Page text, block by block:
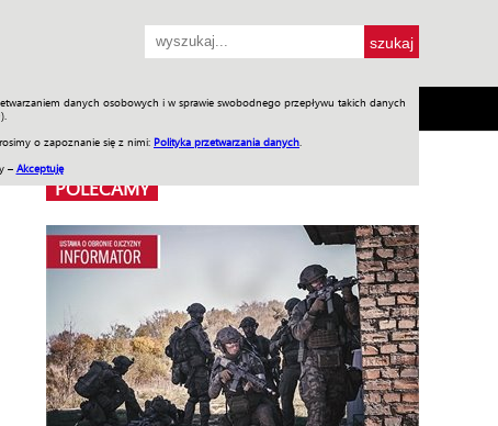
danych osobowych i w sprawie swobodnego przepływu takich danych
o zapoznanie się z nimi: Polityka przetwarzania danych
– Akceptuję
SKLEP Jednodniówki Praca w WIW
POLECAMY